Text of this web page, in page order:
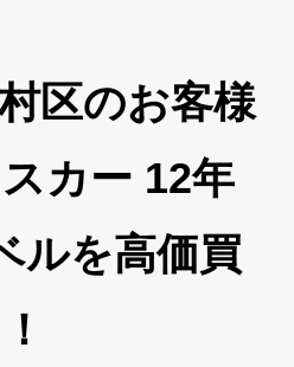
区のお客様
カー 12年
ルを高価買